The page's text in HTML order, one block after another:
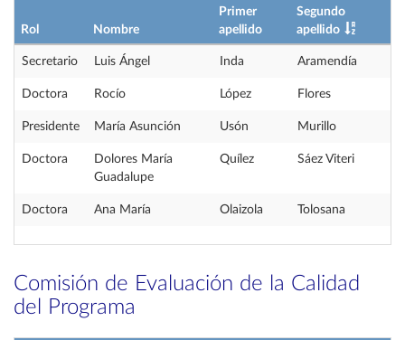
Rol Nombre
Primer
apellido
Segundo
apellido
Secretario Luis Ángel Inda Aramendía
Doctora Rocío López Flores
Presidente María Asunción Usón Murillo
Doctora
Dolores María
Guadalupe
Quílez Sáez Viteri
Doctora Ana María Olaizola Tolosana
Comisión de Evaluación de la Calidad
del Programa